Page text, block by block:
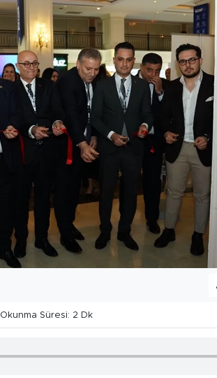
Okunma Süresi: 2 Dk